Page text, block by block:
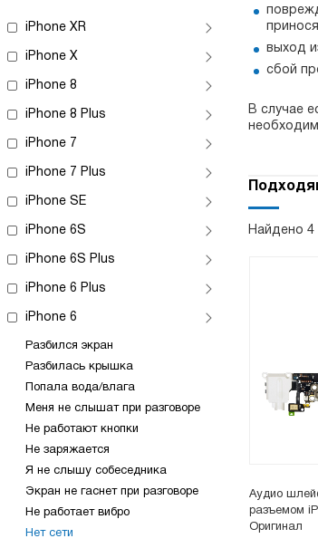
iPhone XR
iPhone X
iPhone 8
iPhone 8 Plus
iPhone 7
iPhone 7 Plus
iPhone SE
iPhone 6S
iPhone 6S Plus
iPhone 6 Plus
iPhone 6
Разбился экран
Разбилась крышка
Попала вода/влага
Меня не слышат при разговоре
Не работают кнопки
Не заряжается
Я не слышу собеседника
Экран не гаснет при разговоре
Не работает вибро
Нет сети
выход
сбой
В случае
Найдено 4
Аудио
разъемом
Оригинал